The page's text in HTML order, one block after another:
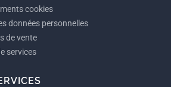
cookies
données personnelles
de vente
services